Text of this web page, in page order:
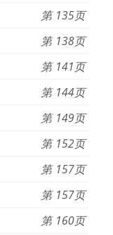
135
138
141
144
149
152
157
157
160